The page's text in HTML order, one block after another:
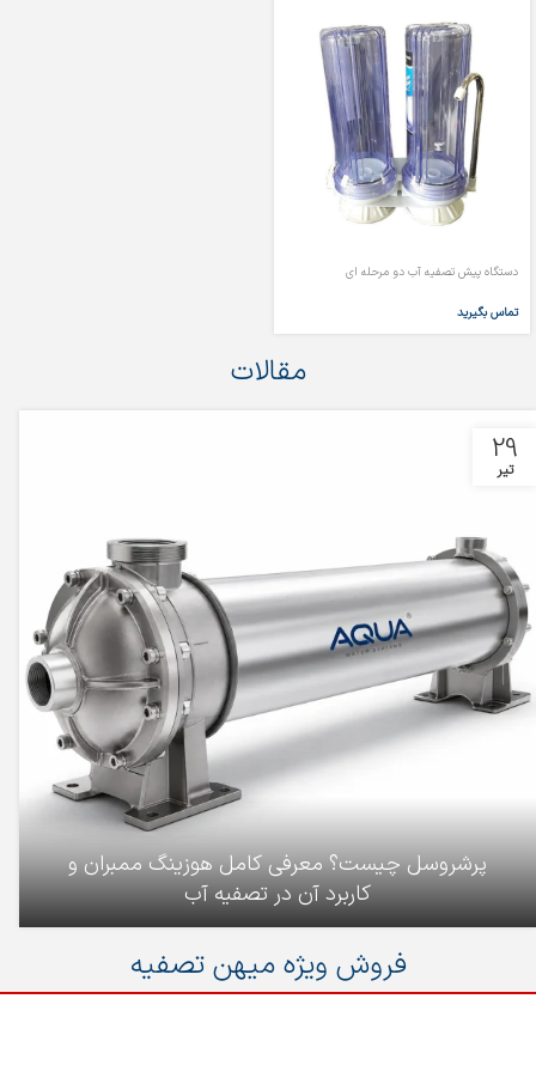
دستگاه پیش تصفیه آب دو مرحله ای
تماس بگیرید
مقالات
29
تیر
پرشروسل چیست؟ معرفی کامل هوزینگ ممبران و
کاربرد آن در تصفیه آب
فروش ویژه میهن تصفیه